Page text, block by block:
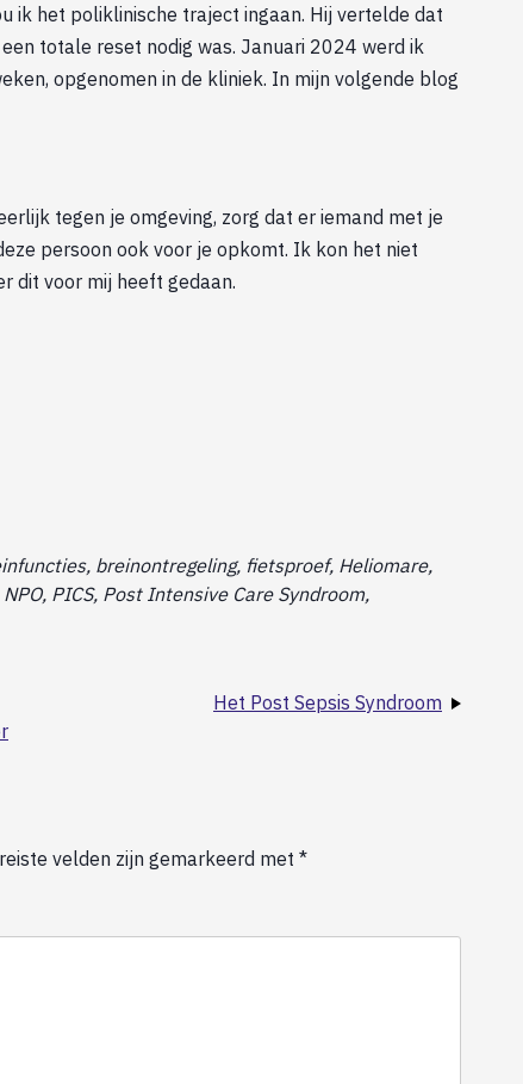
ik het poliklinische traject ingaan. Hij vertelde dat
totale reset nodig was. Januari 2024 werd ik
opgenomen in de kliniek. In mijn volgende blog
tegen je omgeving, zorg dat er iemand met je
persoon ook voor je opkomt. Ik kon het niet
dit voor mij heeft gedaan.
breinontregeling, fietsproef, Heliomare,
PICS, Post Intensive Care Syndroom,
Het Post Sepsis Syndroom
velden zijn gemarkeerd met *